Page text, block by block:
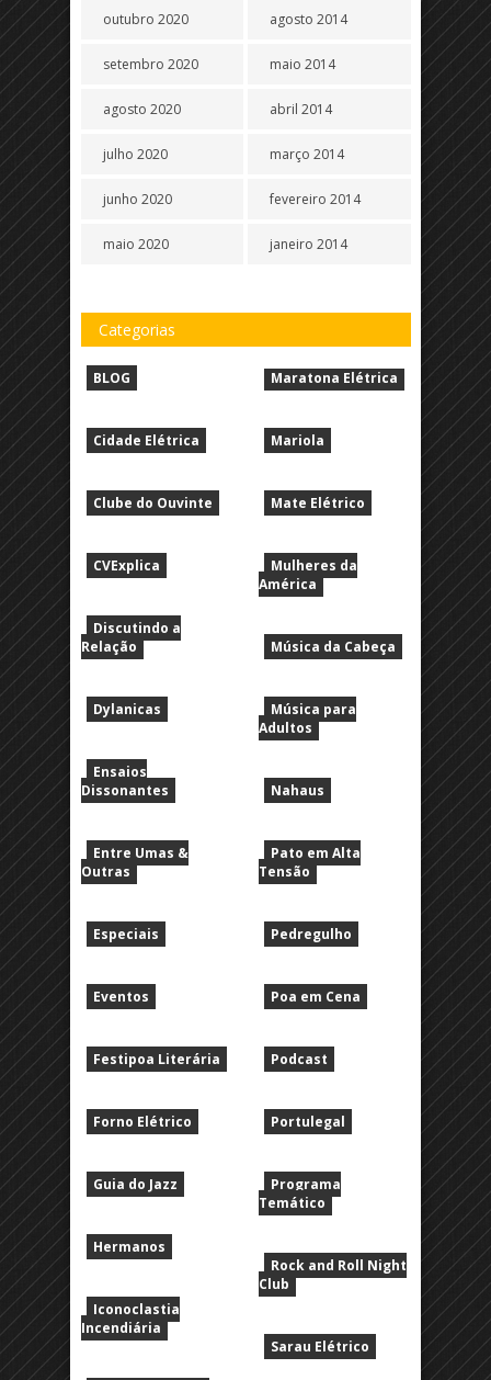
outubro 2020
setembro 2020
agosto 2020
julho 2020
junho 2020
maio 2020
agosto 2014
maio 2014
abril 2014
março 2014
fevereiro 2014
janeiro 2014
Categorias
BLOG
Cidade Elétrica
Clube do Ouvinte
CVExplica
Discutindo a
Relação
Dylanicas
Ensaios
Dissonantes
Entre Umas &
Outras
Especiais
Eventos
Festipoa Literária
Forno Elétrico
Guia do Jazz
Hermanos
Iconoclastia
Incendiária
Maratona Elétrica
Mariola
Mate Elétrico
Mulheres da
América
Música da Cabeça
Música para
Adultos
Nahaus
Pato em Alta
Tensão
Pedregulho
Poa em Cena
Podcast
Portulegal
Programa
Temático
Rock and Roll Night
Club
Sarau Elétrico